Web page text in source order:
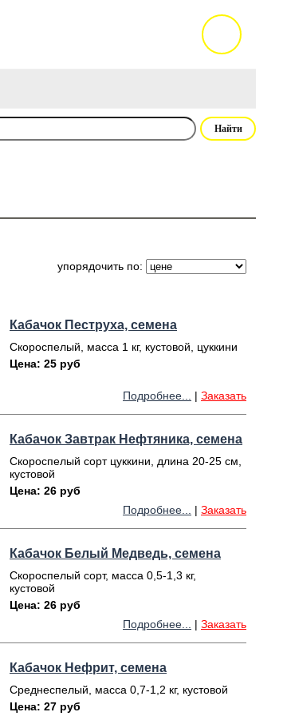
упорядочить по:
Кабачок Пеструха, семена
Скороспелый, масса 1 кг, кустовой, цуккини
Цена: 25 руб
Подробнее... | Заказать
Кабачок Завтрак Нефтяника, семена
Скороспелый сорт цуккини, длина 20-25 см,
кустовой
Цена: 26 руб
Подробнее...
| Заказать
Кабачок Белый Медведь, семена
Скороспелый сорт, масса 0,5-1,3 кг,
кустовой
Цена: 26 руб
Подробнее...
| Заказать
Кабачок Нефрит, семена
Среднеспелый, масса 0,7-1,2 кг, кустовой
Цена: 27 руб